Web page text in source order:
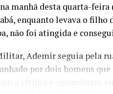
manhã desta quarta-feira
enquanto levava o filho
não foi atingida e
Ademir seguia pela
por dois homens